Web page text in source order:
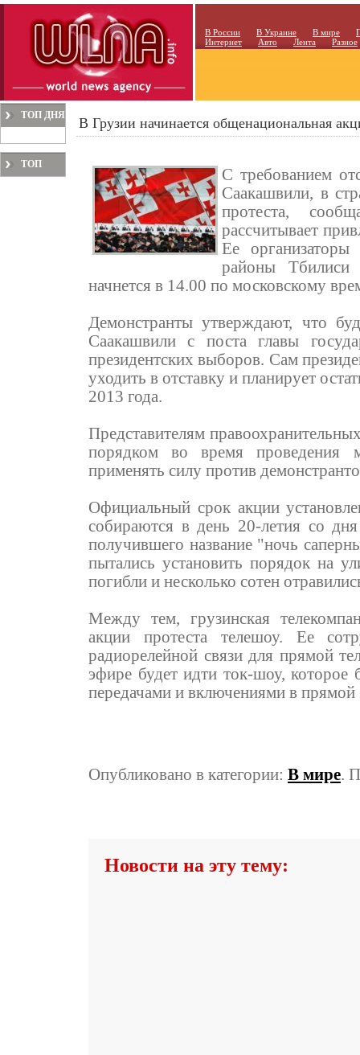
В России В Украине В мире
Интернет
Авто Лента Разное
ТОП ДНЯ
ТОП
В Грузии начинается общенациональная
С требованием
Саакашвили, в
протеста,
рассчитывает
Ее
районы Тбилиси
начнется в 14.00 по московскому
Демонстранты утверждают, что
Саакашвили с поста главы
президентских выборов. Сам
уходить в отставку и планирует
2013 года.
Представителям
порядком во время проведения
применять силу против
Официальный срок акции
собираются в день 20-летия со
получившего название "ночь
пытались установить порядок на
погибли и несколько сотен
Между тем, грузинская
акции протеста телешоу. Ее
радиорелейной связи для прямой
эфире будет идти ток-шоу,
передачами и включениями в прямой
Опубликовано в категории: В мире.
Новости на эту тему: